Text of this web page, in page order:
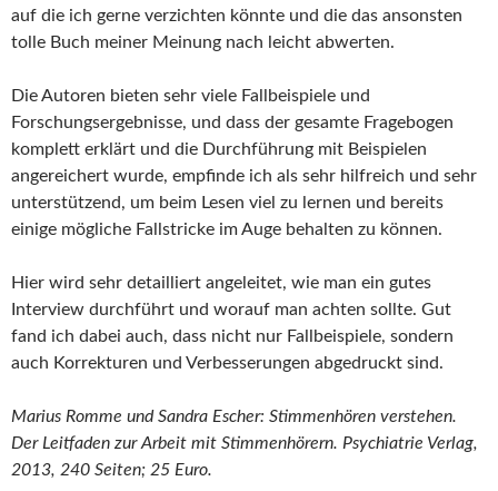
auf die ich gerne verzichten könnte und die das ansonsten
tolle Buch meiner Meinung nach leicht abwerten.
Die Autoren bieten sehr viele Fallbeispiele und
Forschungsergebnisse, und dass der gesamte Fragebogen
komplett erklärt und die Durchführung mit Beispielen
angereichert wurde, empfinde ich als sehr hilfreich und sehr
unterstützend, um beim Lesen viel zu lernen und bereits
einige mögliche Fallstricke im Auge behalten zu können.
Hier wird sehr detailliert angeleitet, wie man ein gutes
Interview durchführt und worauf man achten sollte. Gut
fand ich dabei auch, dass nicht nur Fallbeispiele, sondern
auch Korrekturen und Verbesserungen abgedruckt sind.
Marius Romme und Sandra Escher: Stimmenhören verstehen.
Der Leitfaden zur Arbeit mit Stimmenhörern. Psychiatrie Verlag,
2013, 240 Seiten; 25 Euro.